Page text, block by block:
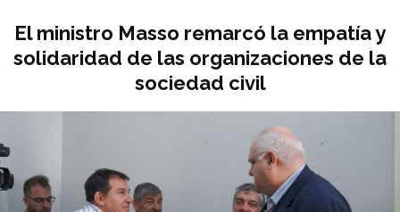
El ministro Masso remarcó la empatía y
solidaridad de las organizaciones de la
sociedad civil